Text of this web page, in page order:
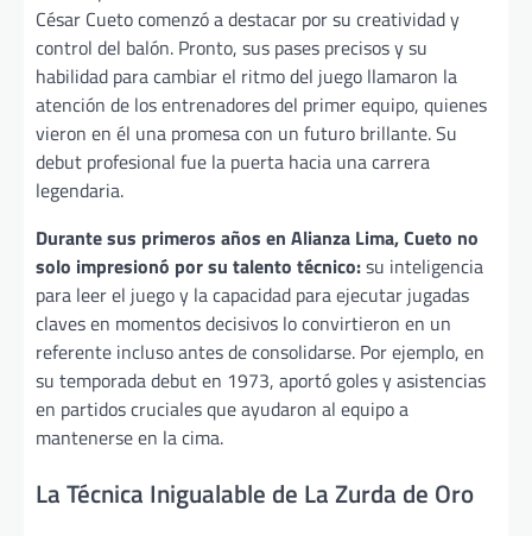
César Cueto comenzó a destacar por su creatividad y
control del balón. Pronto, sus pases precisos y su
habilidad para cambiar el ritmo del juego llamaron la
atención de los entrenadores del primer equipo, quienes
vieron en él una promesa con un futuro brillante. Su
debut profesional fue la puerta hacia una carrera
legendaria.
Durante sus primeros años en Alianza Lima, Cueto no
solo impresionó por su talento técnico:su inteligencia
para leer el juego y la capacidad para ejecutar jugadas
claves en momentos decisivos lo convirtieron en un
referente incluso antes de consolidarse. Por ejemplo, en
su temporada debut en 1973, aportó goles y asistencias
en partidos cruciales que ayudaron al equipo a
mantenerse en la cima.
La Técnica Inigualable de La Zurda de Oro